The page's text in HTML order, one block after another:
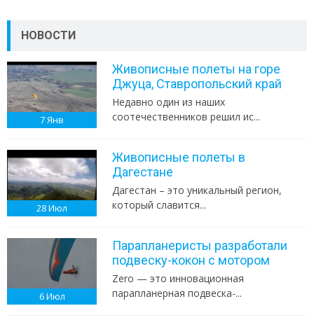
НОВОСТИ
7Янв
Живописные полеты на горе
Джуца, Ставропольский край
Недавно один из наших
соотечественников решил ис...
28Июл
Живописные полеты в
Дагестане
Дагестан – это уникальный регион,
который славится...
6Июл
Парапланеристы разработали
подвеску-кокон с мотором
Zero — это инновационная
парапланерная подвеска-...